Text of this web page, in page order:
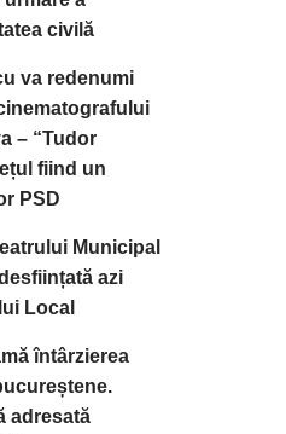
civilă
va redenumi
– “Tudor
fiind un
PSD
Municipal
azi
Local
întârzierea
adresată